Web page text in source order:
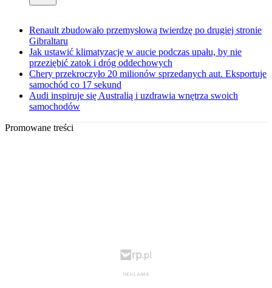
Renault zbudowało przemysłową twierdzę po drugiej stronie
Gibraltaru
Jak ustawić klimatyzację w aucie podczas upału, by nie
przeziębić zatok i dróg oddechowych
Chery przekroczyło 20 milionów sprzedanych aut. Eksportuje
samochód co 17 sekund
Audi inspiruje się Australią i uzdrawia wnętrza swoich
samochodów
Promowane treści